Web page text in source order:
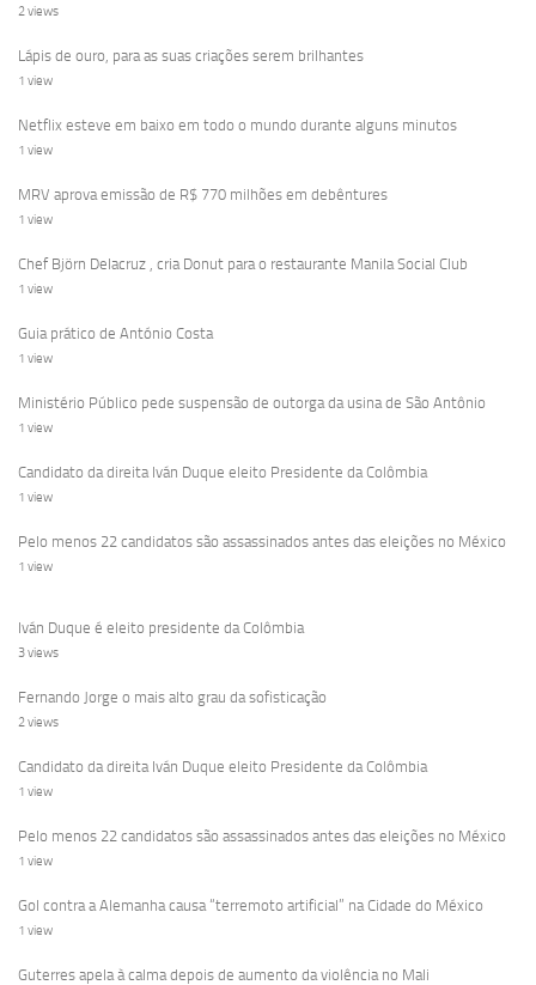
2 views
Lápis de ouro, para as suas criações serem brilhantes
1 view
Netflix esteve em baixo em todo o mundo durante alguns minutos
1 view
MRV aprova emissão de R$ 770 milhões em debêntures
1 view
Chef Björn Delacruz , cria Donut para o restaurante Manila Social Club
1 view
Guia prático de António Costa
1 view
Ministério Público pede suspensão de outorga da usina de São Antônio
1 view
Candidato da direita Iván Duque eleito Presidente da Colômbia
1 view
Pelo menos 22 candidatos são assassinados antes das eleições no México
1 view
Iván Duque é eleito presidente da Colômbia
3 views
Fernando Jorge o mais alto grau da sofisticação
2 views
Candidato da direita Iván Duque eleito Presidente da Colômbia
1 view
Pelo menos 22 candidatos são assassinados antes das eleições no México
1 view
Gol contra a Alemanha causa “terremoto artificial” na Cidade do México
1 view
Guterres apela à calma depois de aumento da violência no Mali